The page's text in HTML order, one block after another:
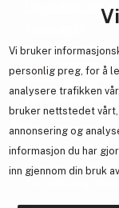
Vi bruker
personlig preg, for å
analysere trafikken
bruker nettstedet
annonsering og
informasjon du har
inn gjennom din bruk
Bli medlem helt
Samarbeid med
En del av
her.